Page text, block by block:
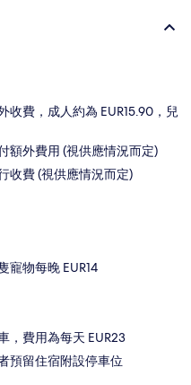
收費，成人約為 EUR15.90，兒
額外費用 (視供應情況而定)
收費 (視供應情況而定)
寵物每晚 EUR14
，費用為每天 EUR23
預留住宿附設停車位